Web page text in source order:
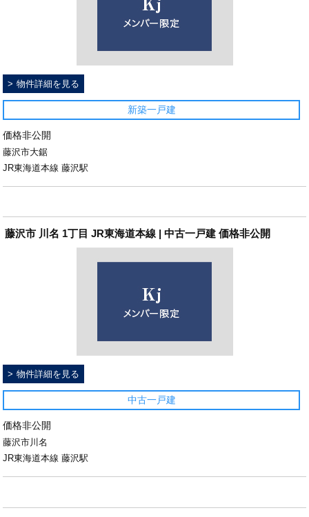
物件詳細を見る
新築一戸建
価格非公開
藤沢市大鋸
JR東海道本線 藤沢駅
藤沢市 川名 1丁目 JR東海道本線 | 中古一戸建 価格非公開
物件詳細を見る
中古一戸建
価格非公開
藤沢市川名
JR東海道本線 藤沢駅